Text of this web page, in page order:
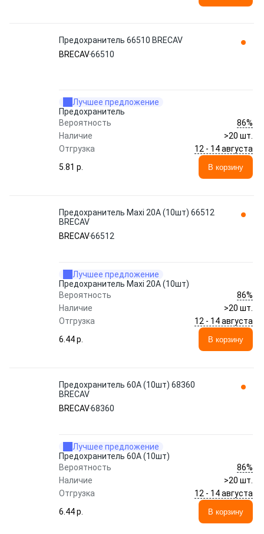
Предохранитель 66510 BRECAV
BRECAV66510
Лучшее предложение
Предохранитель
Вероятность
86%
Наличие
>20 шт.
Отгрузка
12 - 14 августа
5.81 p.
В корзину
Предохранитель Maxi 20A (10шт) 66512
BRECAV
BRECAV66512
Лучшее предложение
Предохранитель Maxi 20A (10шт)
Вероятность
86%
Наличие
>20 шт.
Отгрузка
12 - 14 августа
6.44 p.
В корзину
Предохранитель 60A (10шт) 68360
BRECAV
BRECAV68360
Лучшее предложение
Предохранитель 60A (10шт)
Вероятность
86%
Наличие
>20 шт.
Отгрузка
12 - 14 августа
6.44 p.
В корзину